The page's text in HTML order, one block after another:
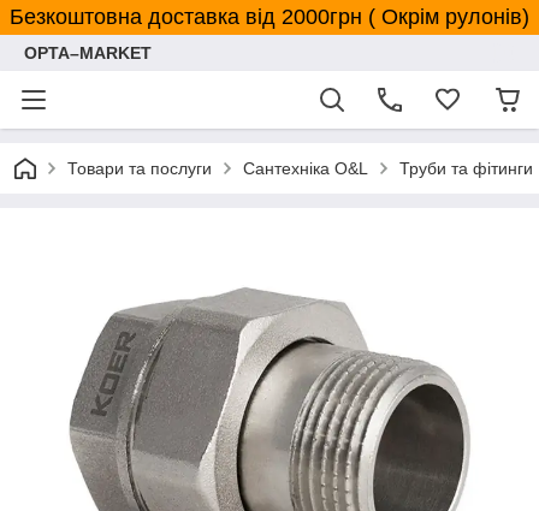
Безкоштовна доставка від 2000грн ( Окрім рулонів)
OPTA–MARKET
Товари та послуги Сантехніка O&L Труби та фітинги